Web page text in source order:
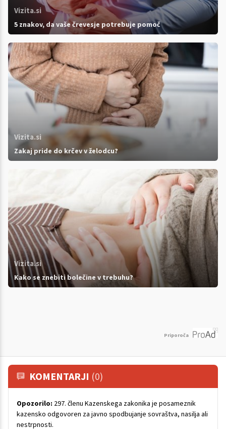
Vizita.si
5 znakov, da vaše črevesje potrebuje pomoč
Vizita.si
Zakaj pride do krčev v želodcu?
Vizita.si
Kako se znebiti bolečine v trebuhu?
Priporoča
KOMENTARJI (0)
Opozorilo: 297. členu Kazenskega zakonika je posameznik
kazensko odgovoren za javno spodbujanje sovraštva, nasilja ali
nestrpnosti.